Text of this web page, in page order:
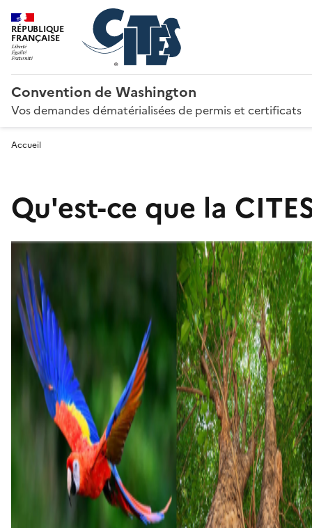
RÉPUBLIQUE
FRANÇAISE
Convention de Washington
Vos demandes dématérialisées de permis et certificats
Accueil
Qu'est-ce que la